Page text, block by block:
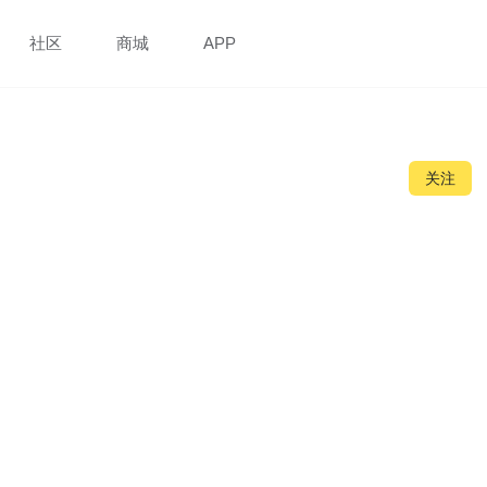
社区 商城 APP
关注